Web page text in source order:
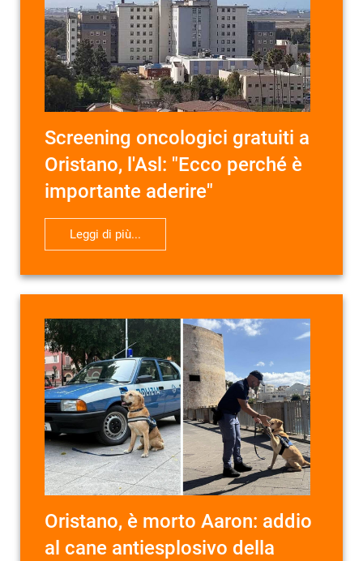
Screening oncologici gratuiti a
Oristano, l'Asl: "Ecco perché è
importante aderire"
Leggi di più...
Oristano, è morto Aaron: addio
al cane antiesplosivo della